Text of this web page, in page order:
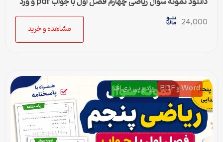
24,000
مشاهده و خرید
Word و PDF ورد و پی دی اف